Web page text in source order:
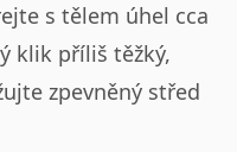
s tělem úhel cca
klik příliš těžký,
zpevněný střed